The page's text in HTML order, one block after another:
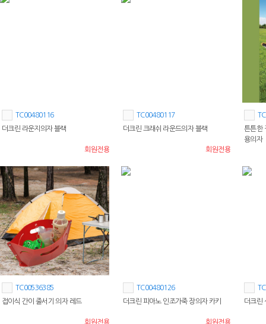
TC00480116
더크린 라운지의자 블랙
회원전용
TC00480117
더크린 크래쉬 라운드의자 블랙
회원전용
튼튼한
용의자
TC00536385
접이식 간이 줄서기 의자 레드
회원전용
TC00480126
더크린 피아노 인조가죽 장의자 카키
회원전용
더크린